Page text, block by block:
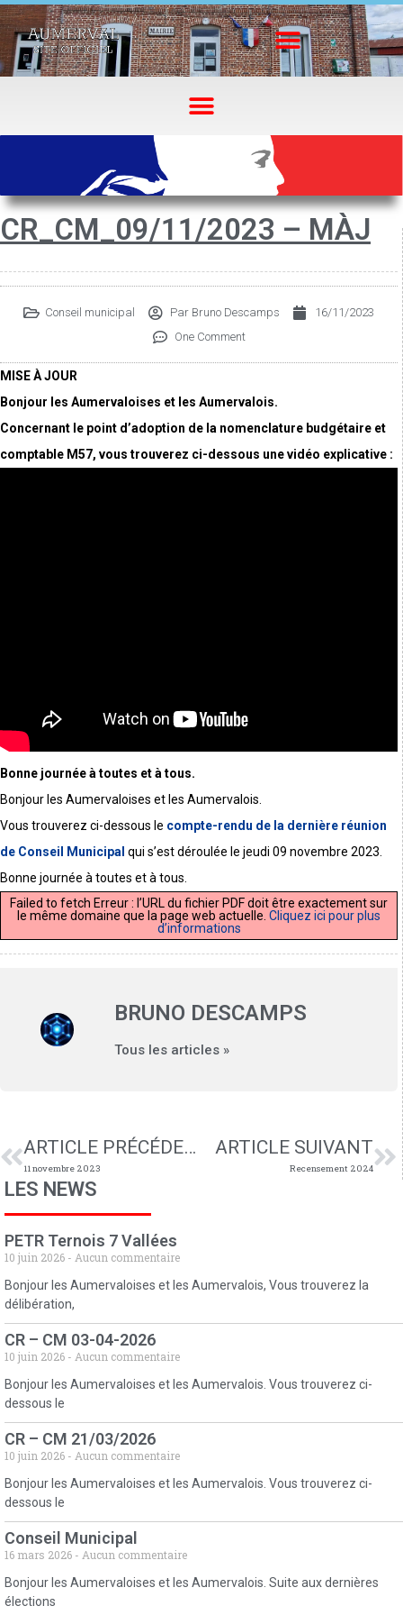
CR_CM_09/11/2023 – MÀJ
Conseil municipal Par Bruno Descamps
16/11/2023
One Comment
MISE À JOUR
Bonjour les Aumervaloises et les Aumervalois.
Concernant le point d’adoption de la nomenclature budgétaire et
comptable M57, vous trouverez ci-dessous une vidéo explicative :
Bonne journée à toutes et à tous.
Bonjour les Aumervaloises et les Aumervalois.
Vous trouverez ci-dessous le compte-rendu de la dernière réunion
de Conseil Municipal qui s’est déroulée le jeudi 09 novembre 2023.
Bonne journée à toutes et à tous.
Failed to fetch Erreur : l’URL du fichier PDF doit être exactement sur
le même domaine que la page web actuelle. Cliquez ici pour plus
d’informations
BRUNO DESCAMPS
Tous les articles »
ARTICLE PRÉCÉDENT
11 novembre 2023
ARTICLE SUIVANT
Recensement 2024
LES NEWS
PETR Ternois 7 Vallées
10 juin 2026
Aucun commentaire
Bonjour les Aumervaloises et les Aumervalois, Vous trouverez la
délibération,
CR – CM 03-04-2026
10 juin 2026
Aucun commentaire
Bonjour les Aumervaloises et les Aumervalois. Vous trouverez ci-
dessous le
CR – CM 21/03/2026
10 juin 2026
Aucun commentaire
Bonjour les Aumervaloises et les Aumervalois. Vous trouverez ci-
dessous le
Conseil Municipal
16 mars 2026
Aucun commentaire
Bonjour les Aumervaloises et les Aumervalois. Suite aux dernières
élections